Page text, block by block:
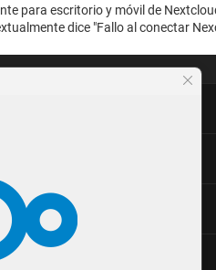
para escritorio y móvil de
dice "Fallo al conectar